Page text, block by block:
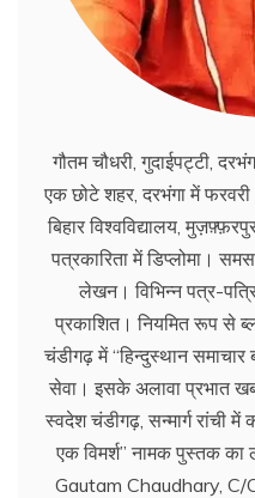
गौतम चौधरी, गुदाईपट्टी,
एक छोटे शहर, दरभंगा में
बिहार विश्वविद्यालय,
पत्रकारिता में डिप्लोमा।
लेखन। विभिन्न पत्र-
प्रकाशित। नियमित रूप से
चंडीगढ़ में ‘‘हिन्दुस्थान
सेवा। इसके अलावा प्रभात
स्वदेश चंडीगढ़, सन्मार्ग रांची में
एक विमर्श’’ नामक पुस्तक
Gautam Chaudhary,